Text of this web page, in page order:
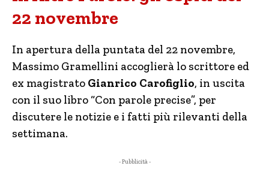
22 novembre
In apertura della puntata del 22 novembre,
Massimo Gramellini accoglierà lo scrittore ed
ex magistrato Gianrico Carofiglio, in uscita
con il suo libro “Con parole precise”, per
discutere le notizie e i fatti più rilevanti della
settimana.
- Pubblicità -